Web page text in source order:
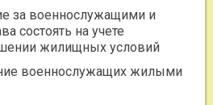
за военнослужащими и
состоять на учете
жилищных условий
военнослужащих жилыми